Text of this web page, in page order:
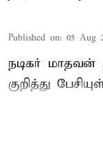
Published on: 05 Aug
நடிகர்
குறித்து